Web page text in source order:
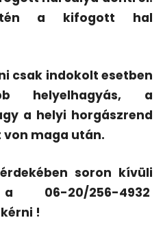
a kifogott hal
csak indokolt esetben
helyelhagyás, a
a helyi horgászrend
von maga után.
soron kívüli
a 06-20/256-4932
!